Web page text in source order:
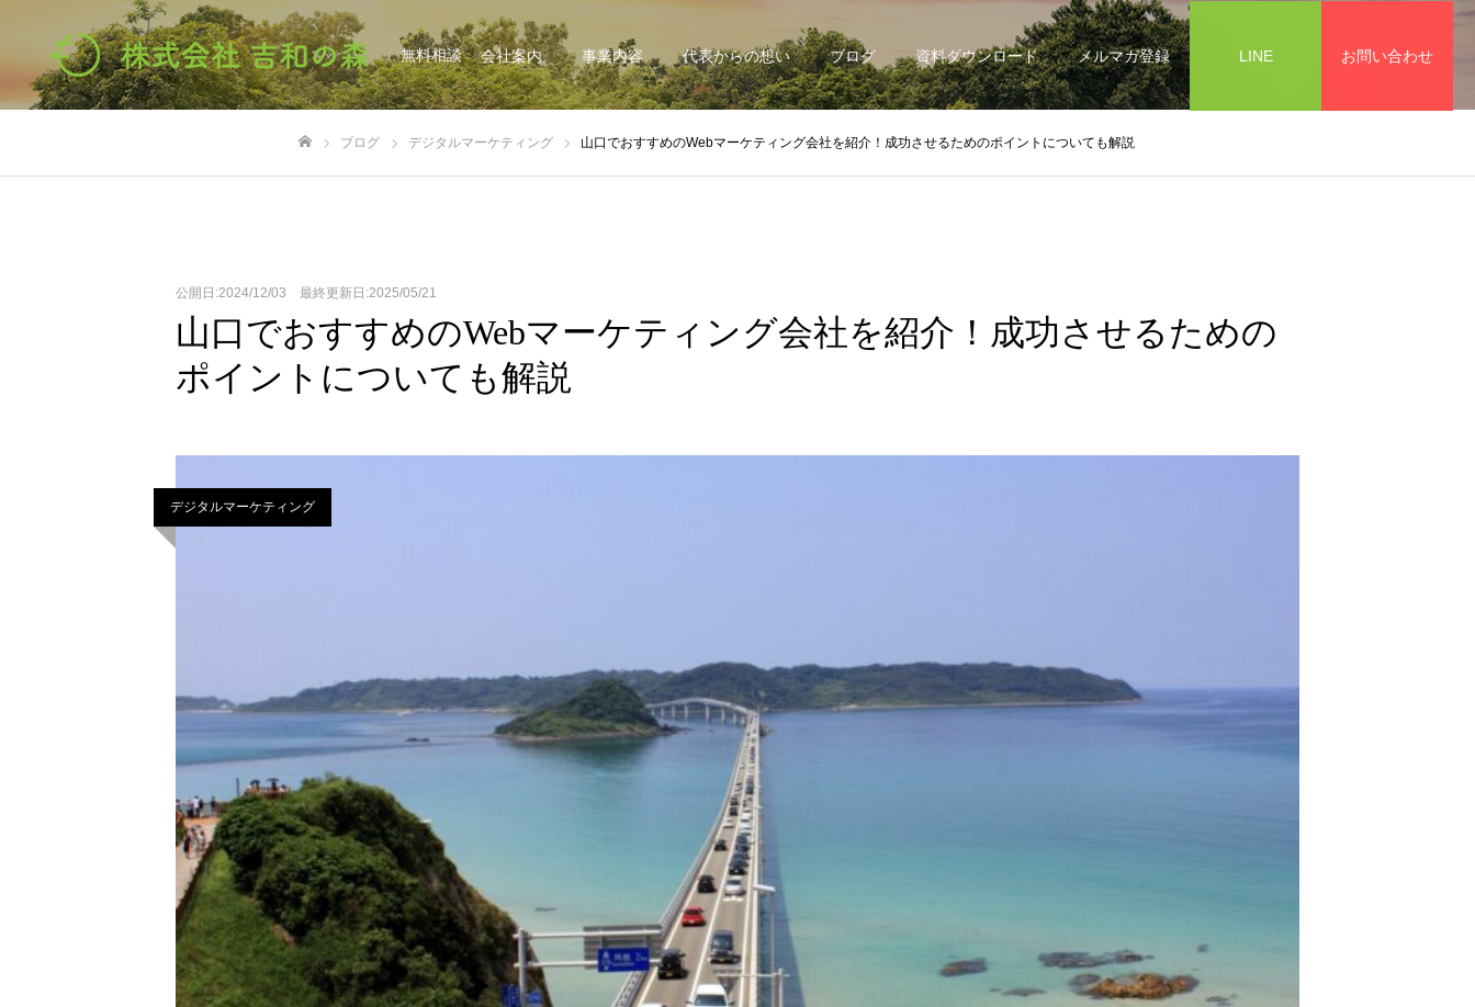
無料相談 会社案内 事業内容 代表からの想い ブログ 資料ダウンロード メルマガ登録 LINE お問い合わせ
ブログ デジタルマーケティング 山口でおすすめのWebマーケティング会社を紹介！成功させるためのポイントについても解説
公開日:2024/12/03 最終更新日:2025/05/21
山口でおすすめのWebマーケティング会社を紹介！成功させるための
ポイントについても解説
デジタルマーケティング